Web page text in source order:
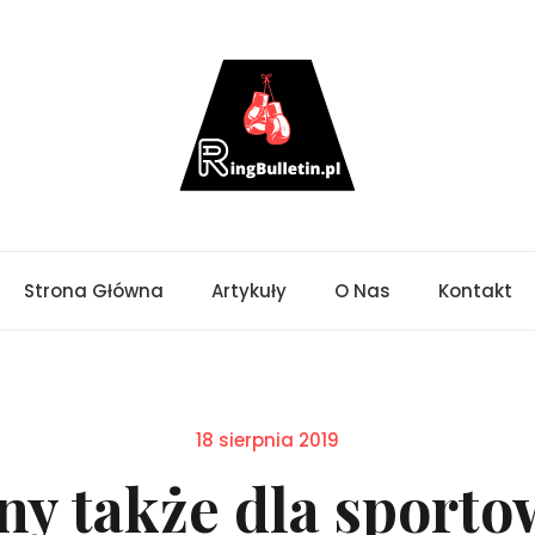
Strona Główna Artykuły O Nas Kontakt
Posted
18 sierpnia 2019
także dla